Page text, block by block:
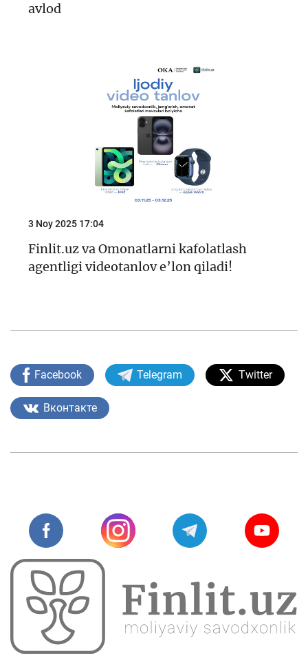
avlod
3 Noy 2025 17:04
Finlit.uz va Omonatlarni kafolatlash
agentligi videotanlov e’lon qiladi!
Facebook Telegram Twitter
Вконтакте